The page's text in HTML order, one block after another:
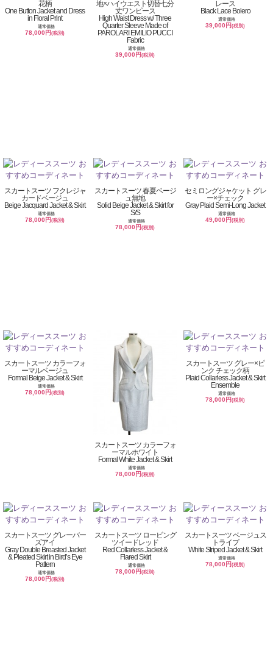
花柄
One Button Jacket and Dress
in Floral Print
通常価格
78,000円(税別)
地×ハイウエスト切替七分
丈ワンピース
High Waist Dress w/ Three
Quarter Sleeve Made of
PAROLARI EMILIO PUCCI
Fabric
通常価格
39,000円(税別)
レース
Black Lace Bolero
通常価格
39,000円(税別)
スカートスーツ フクレジャ
カードベージュ
Beige Jacquard Jacket & Skirt
通常価格
78,000円(税別)
スカートスーツ 春夏ベージ
ュ無地
Solid Beige Jacket & Skirt for
S/S
通常価格
78,000円(税別)
セミロングジャケット グレ
ー×チェック
Gray Plaid Semi-Long Jacket
通常価格
49,000円(税別)
スカートスーツ カラーフォ
ーマルベージュ
Formal Beige Jacket & Skirt
通常価格
78,000円(税別)
スカートスーツ カラーフォ
ーマルホワイト
Formal White Jacket & Skirt
通常価格
78,000円(税別)
スカートスーツ グレー×ピ
ンク チェック柄
Plaid Collarless Jacket & Skirt
Ensemble
通常価格
78,000円(税別)
スカートスーツ グレーバー
ズアイ
Gray Double Breasted Jacket
& Pleated Skirt in Bird’s Eye
Pattern
通常価格
78,000円(税別)
スカートスーツ ロービング
ツイードレッド
Red Collarless Jacket &
Flared Skirt
通常価格
78,000円(税別)
スカートスーツ ベージュス
トライプ
White Striped Jacket & Skirt
通常価格
78,000円(税別)